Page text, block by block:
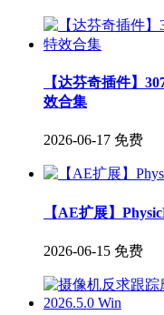
【达芬奇插件】
效合集
2026-06-17 免费
【AE扩展】
2026-06-15 免费